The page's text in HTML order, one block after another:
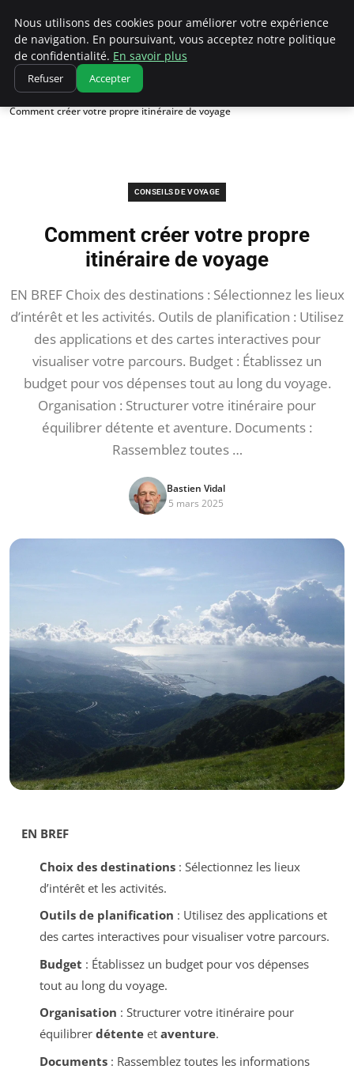
Correze Co
Accueil
Conseils de voyage
Comment créer votre propre itinéraire de voyage
CONSEILS DE VOYAGE
Comment créer votre propre
itinéraire de voyage
EN BREF Choix des destinations : Sélectionnez les lieux
d’intérêt et les activités. Outils de planification : Utilisez
des applications et des cartes interactives pour
visualiser votre parcours. Budget : Établissez un
budget pour vos dépenses tout au long du voyage.
Organisation : Structurer votre itinéraire pour
équilibrer détente et aventure. Documents :
Rassemblez toutes …
Bastien Vidal
5 mars 2025
EN BREF
Choix des destinations: Sélectionnez les lieux
d’intérêt et les activités.
Outils de planification : Utilisez des applications et
des cartes interactives pour visualiser votre parcours.
Budget : Établissez un budget pour vos dépenses
tout au long du voyage.
Organisation : Structurer votre itinéraire pour
équilibrer détenteet aventure.
Documents: Rassemblez toutes les informations
Nous utilisons des cookies pour améliorer votre expérience
de navigation. En poursuivant, vous acceptez notre politique
de confidentialité. En savoir plus
Refuser Accepter